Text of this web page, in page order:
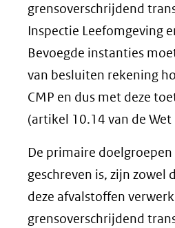
grensoverschrijdend
Inspectie Leefomgeving
Bevoegde instanties
van besluiten rekening
CMP en dus met deze
(artikel 10.14 van de
De primaire
geschreven is, zijn zowel
deze afvalstoffen
grensoverschrijdend